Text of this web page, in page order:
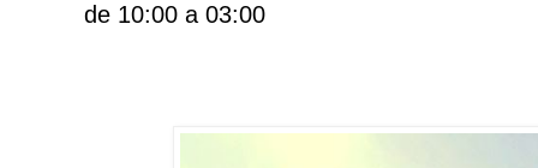
de 10:00 a 03:00